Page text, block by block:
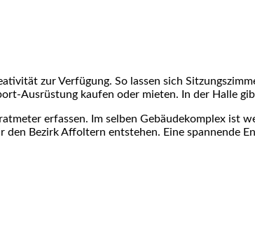
zur Verfügung. So lassen sich
Ausrüstung kaufen oder mieten. In der Halle
erfassen. Im selben Gebäudekomplex
Bezirk Affoltern entstehen. Eine spannende